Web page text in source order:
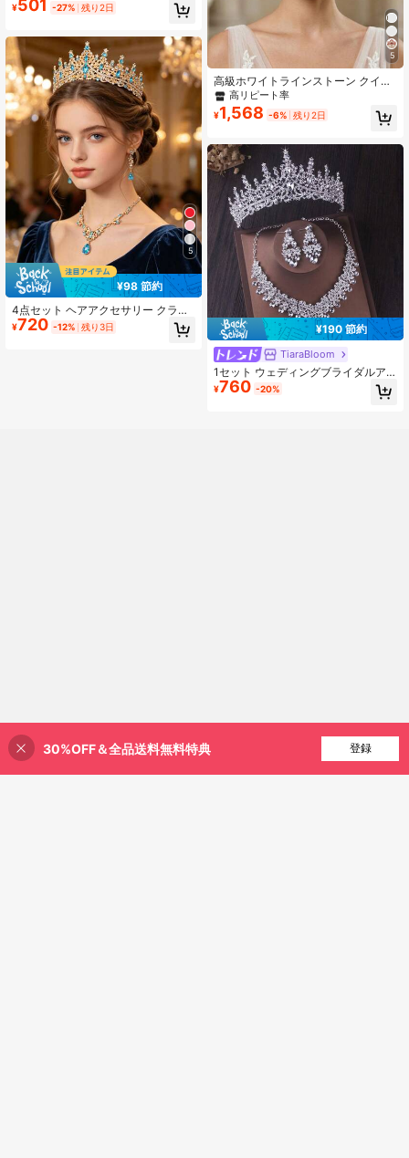
#6 ベストセラー
に ブライダルファッションジュエリーセット
¥501 -27% 残り2日
5
¥98 節約
4点セット ヘアアクセサリー クラウ
ンセット エレガントで豪華なライン
ストーン クイーンクラウン ネックレ
¥720 -12% 残り3日
5
高級ホワイトラインストーン クイー
ンクラウン バロック調ゴールド ウェ
ディング ブライダルヘアティアラ エ
レガントな誕生日パーティー用ヘア
トヘッドピース
高リピート率
¥1,568 -6% 残り2日
¥190 節約
TiaraBloom
1セット ウェディングブライダルア
クセサリーファッションジュエリー
クリスタルクラウン、ネックレス、
¥760 -20%
2% 割引！
30%OFF＆全品送料無料特典 登録